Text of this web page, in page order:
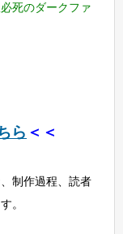
死のダークファ
ら ＜＜
制作過程、読者
。